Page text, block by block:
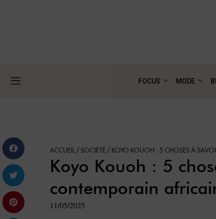
FOCUS MODE
ACCUEIL / SOCIÉTÉ / KOYO KOUOH : 5 CHOSES À
Koyo Kouoh : 5
contemporain
11/05/2025